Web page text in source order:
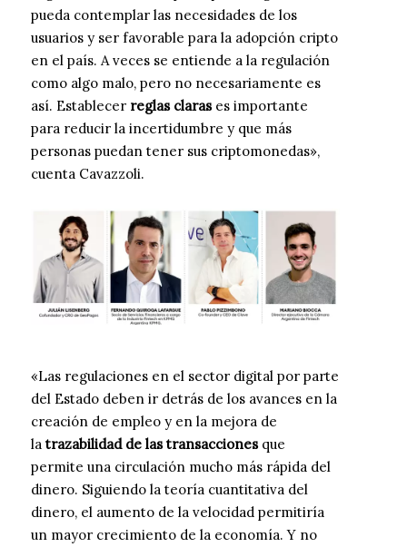
pueda contemplar las necesidades de los
usuarios y ser favorable para la adopción cripto
en el país. A veces se entiende a la regulación
como algo malo, pero no necesariamente es
así. Establecer reglas claras es importante
para reducir la incertidumbre y que más
personas puedan tener sus criptomonedas»,
cuenta Cavazzoli.
«Las regulaciones en el sector digital por parte
del Estado deben ir detrás de los avances en la
creación de empleo y en la mejora de
la trazabilidad de las transacciones que
permite una circulación mucho más rápida del
dinero. Siguiendo la teoría cuantitativa del
dinero, el aumento de la velocidad permitiría
un mayor crecimiento de la economía. Y no